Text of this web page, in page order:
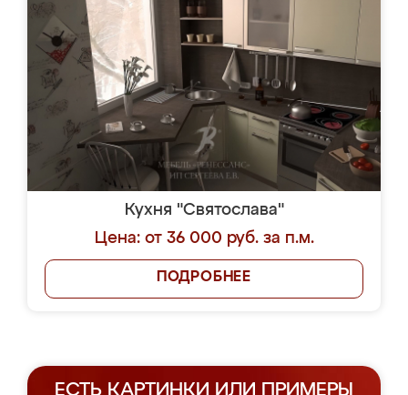
Кухня "Святослава"
Цена: от 36 000 руб. за п.м.
ПОДРОБНЕЕ
ЕСТЬ КАРТИНКИ ИЛИ ПРИМЕРЫ